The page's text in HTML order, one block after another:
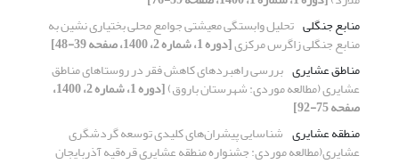
منابع جنگلی تحلیل وابستگی معیشتی جوامع محلی بختیاری نشین به
منابع جنگلی زاگرس مرکزی[دوره 1، شماره 2، 1400، صفحه 39-48]
مناطق عشایری بررسی راهبردهای کاهش فقر در روستاهای مناطق
عشایری (مطالعه موردی: شهرستان باروق) [دوره 1، شماره 2، 1400،
صفحه 75-92]
منطقه عشایری شناسایی پیشران‌های کلیدی توسعه گردشگری
عشایری(مطالعه موردی: جشنواره منطقه عشایری قره‌قیه آذربایجان